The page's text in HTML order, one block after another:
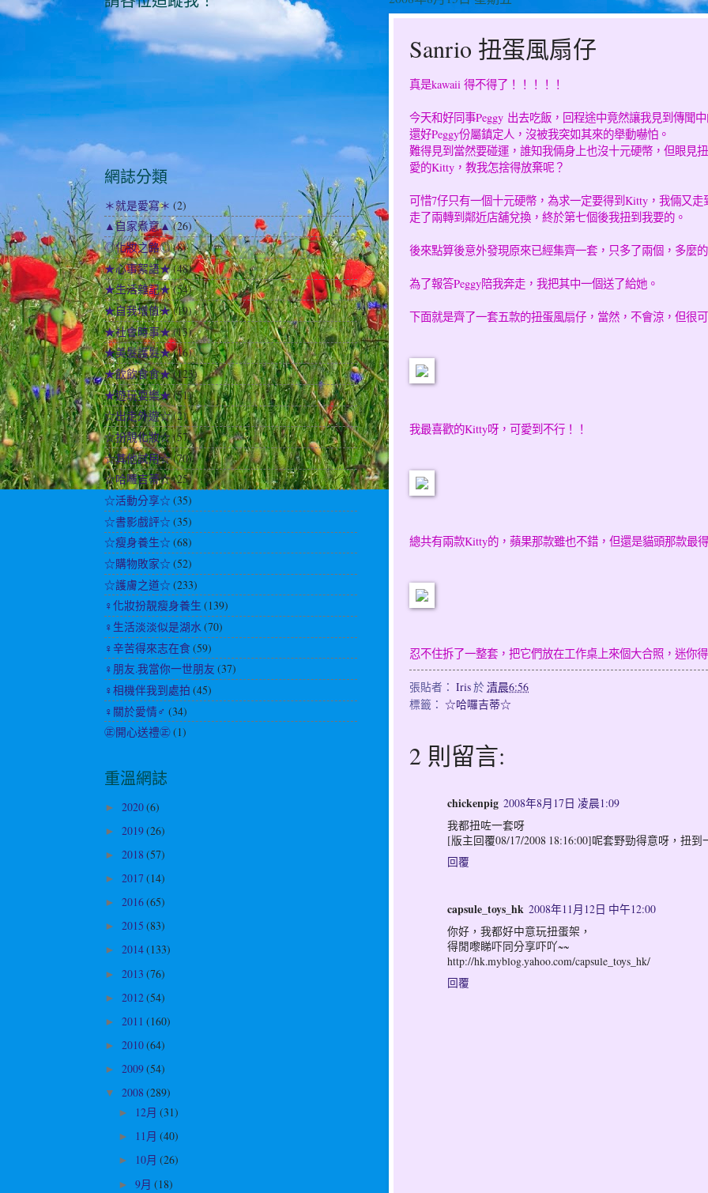
Sanrio 扭蛋風扇仔
真是kawaii 得不得了！！！！！
今天和好同事Peggy 出去吃飯，回程途中竟然讓我見到傳聞
還好Peggy份屬鎮定人，沒被我突如其來的舉動嚇怕。
難得見到當然要碰運，誰知我倆身上也沒十元硬幣，但眼見
愛的Kitty，教我怎捨得放棄呢？
可惜7仔只有一個十元硬幣，為求一定要得到Kitty，我倆又
走了兩轉到鄰近店舖兌換，終於第七個後我扭到我要的。
後來點算後意外發現原來已經集齊一套，只多了兩個，多麼
為了報答Peggy陪我奔走，我把其中一個送了給她。
下面就是齊了一套五款的扭蛋風扇仔，當然，不會涼，但很
我最喜歡的Kitty呀，可愛到不行！！
總共有兩款Kitty的，蘋果那款雖也不錯，但還是貓頭那款最
忍不住拆了一整套，把它們放在工作桌上來個大合照，迷你
張貼者： Iris於清晨6:56
標籤： ☆哈囉吉蒂☆
2 則留言:
chickenpig 2008年8月17日 凌晨1:09
我都扭咗一套呀
[版主回覆08/17/2008 18:16:00]呢套野勁得意呀，扭到
回覆
capsule_toys_hk 2008年11月12日 中午12:00
你好，我都好中意玩扭蛋架，
得閒嚟睇吓同分享吓吖~~
http://hk.myblog.yahoo.com/capsule_toys_hk/
回覆
網誌分類
＊就是愛寫＊ (2)
▲自家煮意▲(26)
◎化妝之路◎(8)
★心事絮語★(48)
★生活雜記★(54)
★自我增值★(19)
★社會時事★(13)
★美髮護髮★(16)
★飲飲食食★(123)
★遊玩耍樂★(51)
☆出走外遊☆(2)
☆扮靚化妝☆(57)
☆其他試用☆(70)
☆哈囉吉蒂☆(25)
☆活動分享☆ (35)
☆書影戲評☆ (35)
☆瘦身養生☆ (68)
☆購物敗家☆ (52)
☆護膚之道☆ (233)
♀化妝扮靚瘦身養生 (139)
♀生活淡淡似是湖水 (70)
♀辛苦得來志在食 (59)
♀朋友.我當你一世朋友 (37)
♀相機伴我到處拍 (45)
♀關於愛情♂ (34)
㊣開心送禮㊣(1)
重溫網誌
► 2020(6)
► 2019(26)
► 2018 (57)
► 2017 (14)
► 2016(65)
► 2015 (83)
► 2014(133)
► 2013 (76)
► 2012(54)
► 2011 (160)
► 2010(64)
► 2009(54)
▼ 2008 (289)
► 12月 (31)
► 11月 (40)
► 10月 (26)
► 9月 (18)